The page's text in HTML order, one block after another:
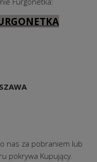
nas za pobraniem lub
pokrywa Kupujący.